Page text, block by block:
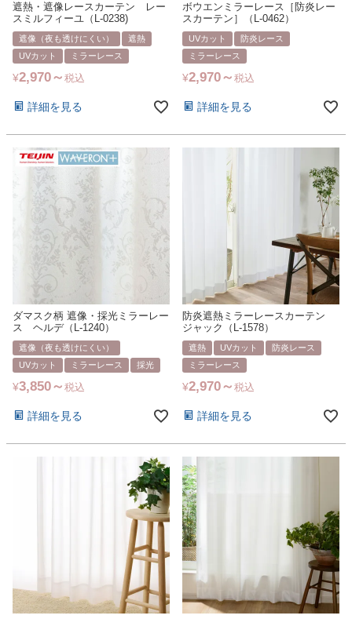
遮熱・遮像レースカーテン レー
スミルフィーユ（L-0238)
遮像（夜も透けにくい）
遮熱
UVカット
ミラーレース
¥2,970 税込
詳細を見る
ボウエンミラーレース［防炎レー
スカーテン］（L-0462）
UVカット
防炎レース
ミラーレース
¥2,970 税込
詳細を見る
ダマスク柄 遮像・採光ミラーレー
ス ヘルデ（L-1240）
遮像（夜も透けにくい）
UVカット
ミラーレース 採光
¥3,850 税込
詳細を見る
防炎遮熱ミラーレースカーテン
ジャック（L-1578）
遮熱 UVカット
防炎レース
ミラーレース
¥2,970 税込
詳細を見る